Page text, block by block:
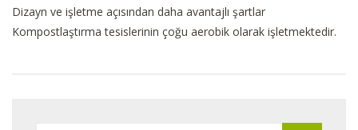
Dizayn ve işletme açısından daha avantajlı şartlar
Kompostlaştırma tesislerinin çoğu aerobik olarak işletmektedir.